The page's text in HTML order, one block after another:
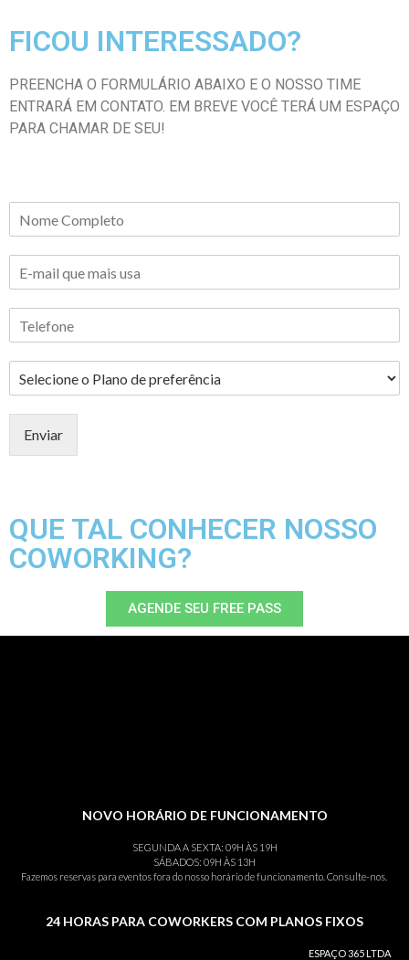
FICOU INTERESSADO?
PREENCHA O FORMULÁRIO ABAIXO E O NOSSO TIME
ENTRARÁ EM CONTATO. EM BREVE VOCÊ TERÁ UM ESPAÇO
PARA CHAMAR DE SEU!
Enviar
QUE TAL CONHECER NOSSO
COWORKING?
AGENDE SEU FREE PASS
NOVO HORÁRIO DE FUNCIONAMENTO
SEGUNDA A SEXTA: 09H ÀS 19H
SÁBADOS: 09H ÀS 13H
Fazemos reservas para eventos fora do nosso horário de funcionamento. Consulte-nos.
24 HORAS PARA COWORKERS COM PLANOS FIXOS
ESPAÇO 365 LTDA